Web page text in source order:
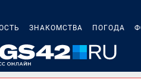
ЗНАКОМСТВА ПОГОДА